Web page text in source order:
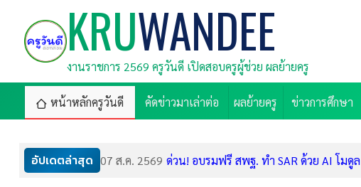
KRUWANDEE
งานราชการ 2569 ครูวันดี เปิดสอบครูผู้ช่วย ผลย้ายครู
หน้าหลักครูวันดี คัดข่าวมาเล่าต่อ ผลย้ายครู ข่าวการศึกษา
อัปเดตล่าสุด 07 ส.ค. 2569 ด่วน! อบรมฟรี สพฐ. ทำ SAR ด้วย AI โมดู